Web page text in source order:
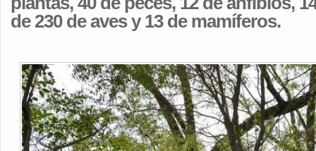
de 230 de aves y 13 de mamíferos.